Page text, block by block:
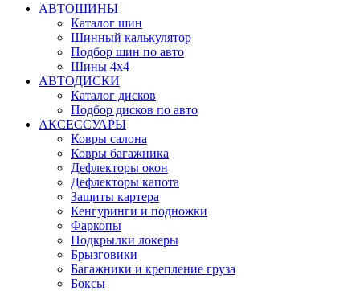
АВТОШИНЫ
Каталог шин
Шинный калькулятор
Подбор шин по авто
Шины 4x4
АВТОДИСКИ
Каталог дисков
Подбор дисков по авто
АКСЕССУАРЫ
Ковры салона
Ковры багажника
Дефлекторы окон
Дефлекторы капота
Защиты картера
Кенгуринги и подножки
Фаркопы
Подкрылки локеры
Брызговики
Багажники и крепление груза
Боксы